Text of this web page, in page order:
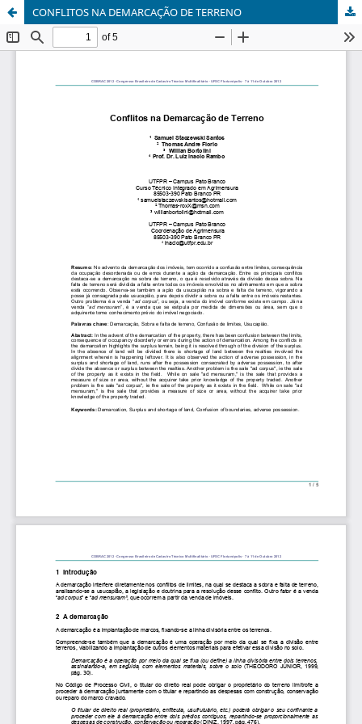
CONFLITOS NA DEMARCAÇÃO DE TERRENO